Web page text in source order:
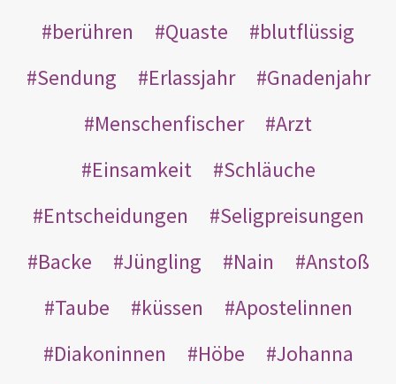
berühren
Quaste
blutflüssig
Sendung
Erlassjahr
Gnadenjahr
Menschenfischer
Arzt
Einsamkeit
Schläuche
Entscheidungen
Seligpreisungen
Backe
Jüngling Nain
Anstoß
Taube
küssen
Apostelinnen
Diakoninnen
Höbe
Johanna